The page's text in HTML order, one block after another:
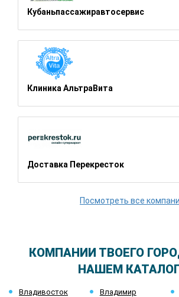
Кубаньпассажиравтосервис
Клиника АльтраВита
Доставка Перекресток
Посмотреть все
КОМПАНИИ ТВОЕГО
НАШЕМ
Владивосток Владимир